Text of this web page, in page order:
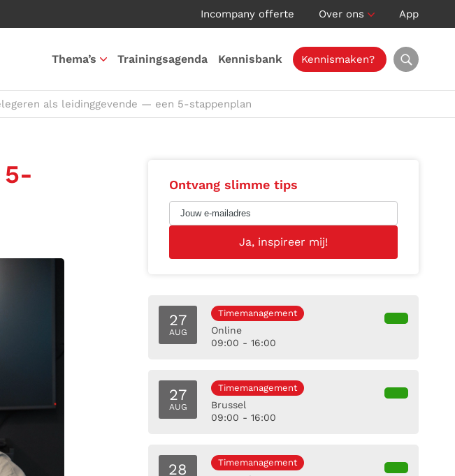
Incompany offerte Over ons App
Thema’s Trainingsagenda Kennisbank Kennismaken?
als leidinggevende — een 5-stappenplan
5-
Ontvang slimme tips
27
AUG
Timemanagement
Online
09:00 - 16:00
27
AUG
Timemanagement
Brussel
09:00 - 16:00
28 Timemanagement